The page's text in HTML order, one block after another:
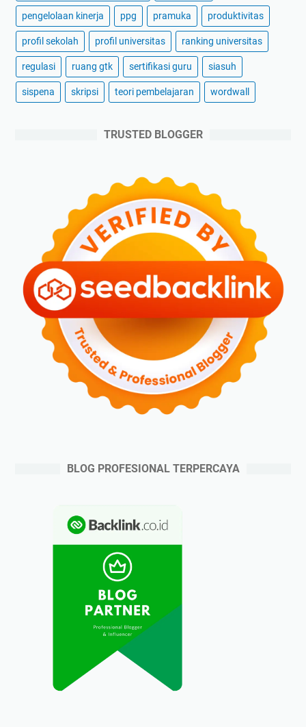
pengelolaan kinerja ppg pramuka produktivitas
profil sekolah profil universitas ranking universitas
regulasi ruang gtk sertifikasi guru siasuh
sispena skripsi teori pembelajaran wordwall
TRUSTED BLOGGER
BLOG PROFESIONAL TERPERCAYA